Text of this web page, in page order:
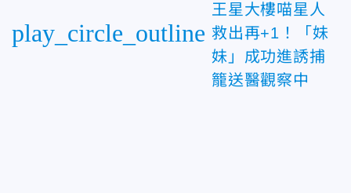
play_circle_outline
王星大樓喵星人
救出再+1！「妹
妹」成功進誘捕
籠送醫觀察中